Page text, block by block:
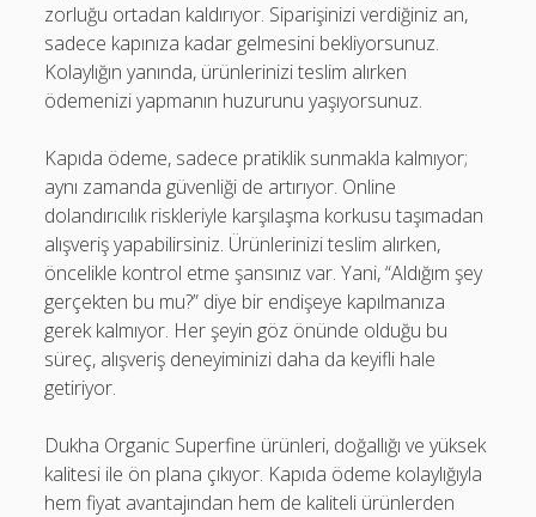
zorluğu ortadan kaldırıyor. Siparişinizi verdiğiniz an,
sadece kapınıza kadar gelmesini bekliyorsunuz.
Kolaylığın yanında, ürünlerinizi teslim alırken
ödemenizi yapmanın huzurunu yaşıyorsunuz.
Kapıda ödeme, sadece pratiklik sunmakla kalmıyor;
aynı zamanda güvenliği de artırıyor. Online
dolandırıcılık riskleriyle karşılaşma korkusu taşımadan
alışveriş yapabilirsiniz. Ürünlerinizi teslim alırken,
öncelikle kontrol etme şansınız var. Yani, “Aldığım şey
gerçekten bu mu?” diye bir endişeye kapılmanıza
gerek kalmıyor. Her şeyin göz önünde olduğu bu
süreç, alışveriş deneyiminizi daha da keyifli hale
getiriyor.
Dukha Organic Superfine ürünleri, doğallığı ve yüksek
kalitesi ile ön plana çıkıyor. Kapıda ödeme kolaylığıyla
hem fiyat avantajından hem de kaliteli ürünlerden